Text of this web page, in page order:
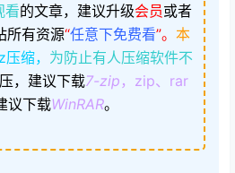
看的文章，建议升级会员或者
所有资源“任意下免费看”。 本
压缩， 为防止有人压缩软件不
，建议下载7-zip ，zip、rar
议下载WinRAR。